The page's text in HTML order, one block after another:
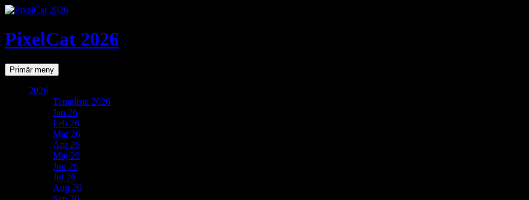
PixelCat 2026
SökPrimär meny Gå
till
2026
Temalista 2026
Jan 26
Feb 26
Mar 26
Apr 26
Maj 26
Jun 26
Jul 26
Aug 26